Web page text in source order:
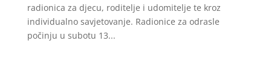
radionica za djecu, roditelje i udomitelje te kroz
individualno savjetovanje. Radionice za odrasle
počinju u subotu 13...